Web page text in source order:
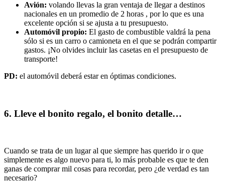
Avión: volando llevas la gran ventaja de llegar a destinos
nacionales en un promedio de 2 horas , por lo que es una
excelente opción si se ajusta a tu presupuesto.
Automóvil propio: El gasto de combustible valdrá la pena
sólo si es un carro o camioneta en el que se podrán compartir
gastos. ¡No olvides incluir las casetas en el presupuesto de
transporte!
PD: el automóvil deberá estar en óptimas condiciones.
6. Lleve el bonito regalo, el bonito detalle…
Cuando se trata de un lugar al que siempre has querido ir o que
simplemente es algo nuevo para ti, lo más probable es que te den
ganas de comprar mil cosas para recordar, pero ¿de verdad es tan
necesario?